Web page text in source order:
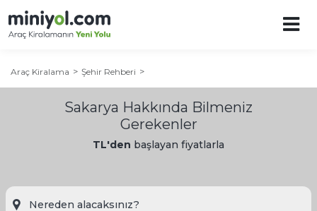
Araç Kiralama Şehir Rehberi
Sakarya Hakkında Bilmeniz
Gerekenler
TL'den başlayan fiyatlarla